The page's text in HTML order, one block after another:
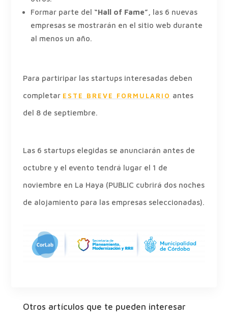
Formar parte del “Hall of Fame”, las 6 nuevas
empresas se mostrarán en el sitio web durante
al menos un año.
Para partiripar las startups interesadas deben
completar ESTE BREVE FORMULARIO antes
del 8 de septiembre.
Las 6 startups elegidas se anunciarán antes de
octubre y el evento tendrá lugar el 1 de
noviembre en La Haya (PUBLIC cubrirá dos noches
de alojamiento para las empresas seleccionadas).
Otros artículos que te pueden interesar